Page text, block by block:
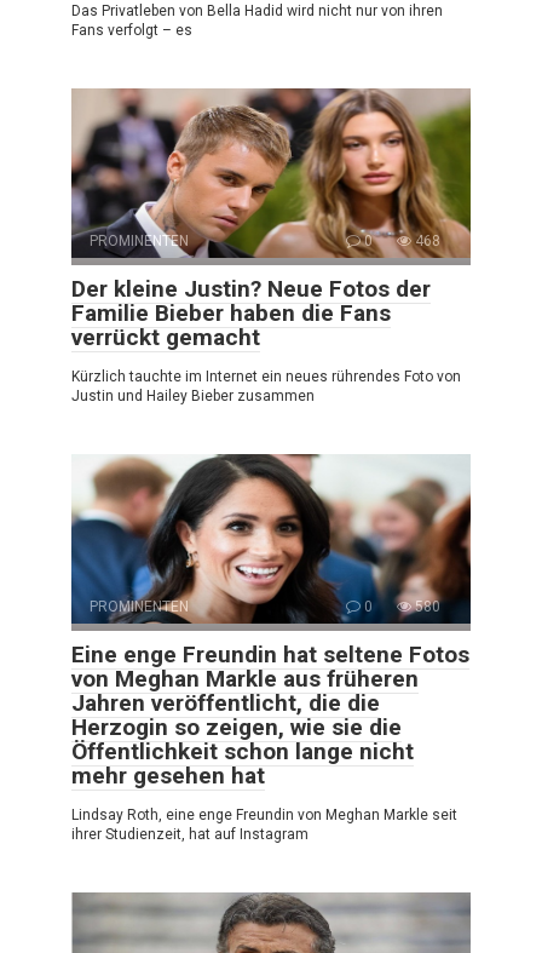
Das Privatleben von Bella Hadid wird nicht nur von ihren
Fans verfolgt – es
PROMINENTEN 0 468
Der kleine Justin? Neue Fotos der
Familie Bieber haben die Fans
verrückt gemacht
Kürzlich tauchte im Internet ein neues rührendes Foto von
Justin und Hailey Bieber zusammen
PROMINENTEN 0 580
Eine enge Freundin hat seltene Fotos
von Meghan Markle aus früheren
Jahren veröffentlicht, die die
Herzogin so zeigen, wie sie die
Öffentlichkeit schon lange nicht
mehr gesehen hat
Lindsay Roth, eine enge Freundin von Meghan Markle seit
ihrer Studienzeit, hat auf Instagram